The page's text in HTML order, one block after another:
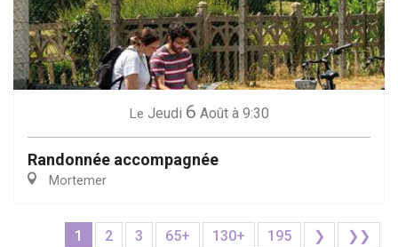
Le Jeudi 6 Août à 9:30
Randonnée accompagnée
Mortemer
1 2 3 65+ 130+ 195 ❯ ❯❯